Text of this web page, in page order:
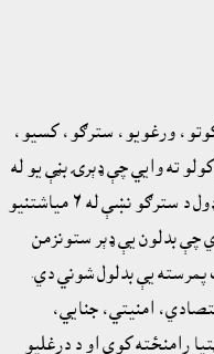
ورغويو، سترګو، کسيو،
ته وايي چې ډېرۍ بڼې يو له
بل څخه په بشپړ ډول توپير لري. د بېلګې په ډول د سترګو نښې له ٦ مياشتنيو
پخېږي چې بدلون يې ډېر ستونزمن
پمرسته يې بدلول شوني دي.
امنيتي، جنايي،
رامنځته کوي او د درغليو